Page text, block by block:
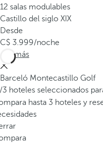
12 salas modulables
Castillo del siglo XIX
Desde
3.999/noche
Ver más
Barceló Montecastillo Golf
/3 hoteles seleccionados
hasta 3 hoteles y